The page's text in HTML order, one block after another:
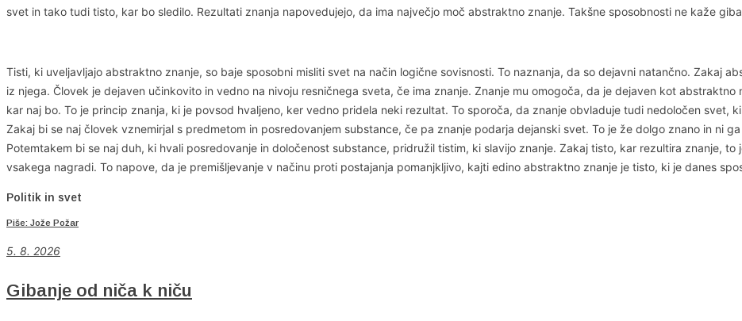
svet in tako tudi tisto, kar bo sledilo. Rezultati znanja napovedujejo, da ima največjo moč abstraktno znanje. Takšne sposobnosti ne kaže
Tisti, ki uveljavljajo abstraktno znanje, so baje sposobni misliti svet na način logične sovisnosti. To naznanja, da so dejavni natančno. Zakaj
iz njega. Človek je dejaven učinkovito in vedno na nivoju resničnega sveta, če ima znanje. Znanje mu omogoča, da je dejaven kot
kar naj bo. To je princip znanja, ki je povsod hvaljeno, ker vedno pridela neki rezultat. To sporoča, da znanje obvladuje tudi nedoločen svet,
Zakaj bi se naj človek vznemirjal s predmetom in posredovanjem substance, če pa znanje podarja dejanski svet. To je že dolgo znano in ni
Potemtakem bi se naj duh, ki hvali posredovanje in določenost substance, pridružil tistim, ki slavijo znanje. Zakaj tisto, kar rezultira znanje,
vsakega nagradi. To napove, da je premišljevanje v načinu proti postajanja pomanjkljivo, kajti edino abstraktno znanje je tisto, ki je danes
Politik in svet
Piše: Jože Požar
5. 8. 2026
Gibanje od niča k niču